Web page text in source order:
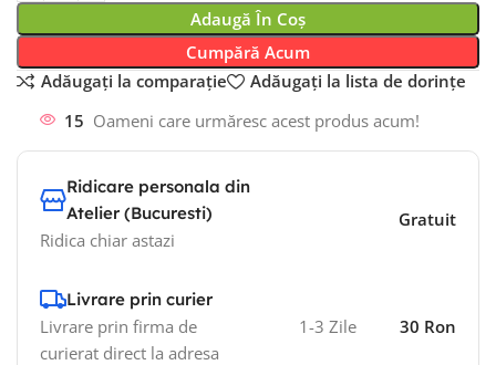
Adaugă În Coș
Cumpără Acum
Adăugați la comparație
Adăugați la lista de dorințe
15 Oameni care urmăresc acest produs acum!
Ridicare personala din
Atelier (Bucuresti)
Ridica chiar astazi
Gratuit
Livrare prin curier
Livrare prin firma de
curierat direct la adresa
1-3 Zile 30 Ron